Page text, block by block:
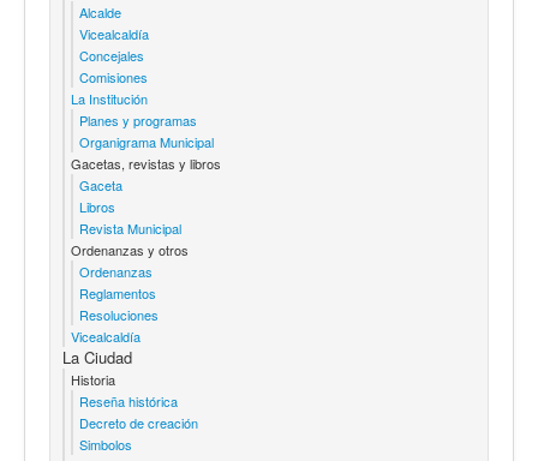
Alcalde
Vicealcaldía
Concejales
Comisiones
La Institución
Planes y programas
Organigrama Municipal
Gacetas, revistas y libros
Gaceta
Libros
Revista Municipal
Ordenanzas y otros
Ordenanzas
Reglamentos
Resoluciones
Vicealcaldía
La Ciudad
Historia
Reseña histórica
Decreto de creación
Simbolos